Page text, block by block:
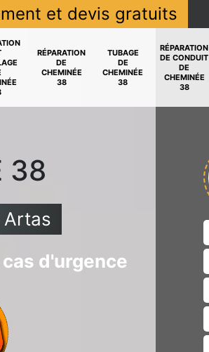
et devis gratuits
RÉPARATION
DE
CHEMINÉE
38
TUBAGE
DE
CHEMINÉE
38
RÉPARATION
DE CONDUIT
DE
CHEMINÉE
38
38
Artas
d'urgence